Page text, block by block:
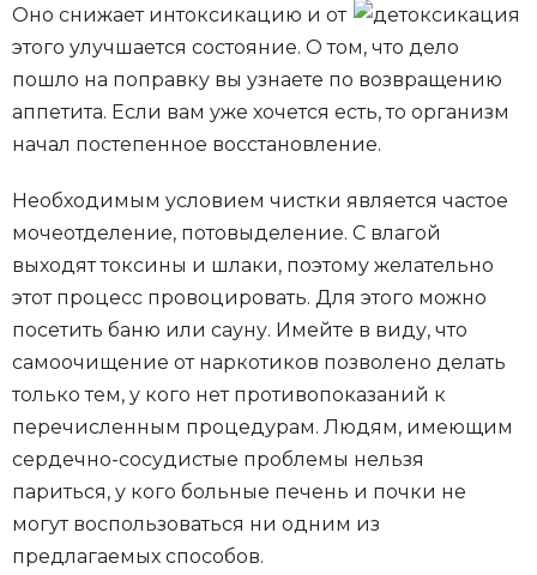
Оно снижает интоксикацию и от
этого улучшается состояние. О том, что дело
пошло на поправку вы узнаете по возвращению
аппетита. Если вам уже хочется есть, то организм
начал постепенное восстановление.
Необходимым условием чистки является частое
мочеотделение, потовыделение. С влагой
выходят токсины и шлаки, поэтому желательно
этот процесс провоцировать. Для этого можно
посетить баню или сауну. Имейте в виду, что
самоочищение от наркотиков позволено делать
только тем, у кого нет противопоказаний к
перечисленным процедурам. Людям, имеющим
сердечно-сосудистые проблемы нельзя
париться, у кого больные печень и почки не
могут воспользоваться ни одним из
предлагаемых способов.